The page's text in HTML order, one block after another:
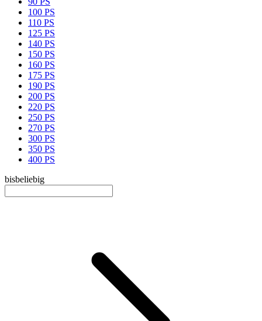
100 PS
110 PS
125 PS
140 PS
150 PS
160 PS
175 PS
190 PS
200 PS
220 PS
250 PS
270 PS
300 PS
350 PS
400 PS
bisbeliebig